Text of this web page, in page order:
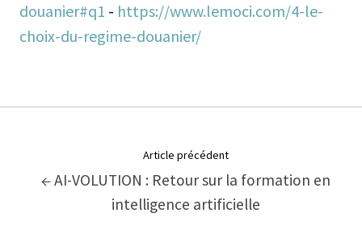
douanier#q1 - https://www.lemoci.com/4-le-
choix-du-regime-douanier/
Article précédent
← AI-VOLUTION : Retour sur la formation en
intelligence artificielle